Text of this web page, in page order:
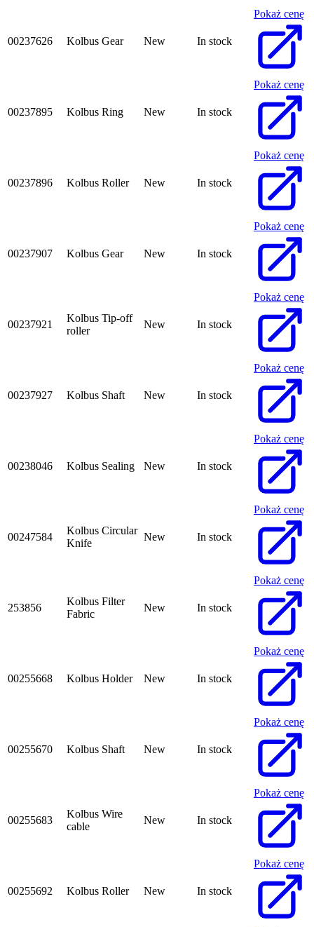
00237626 Kolbus Gear New In stock
Pokaż cenę
00237895 Kolbus Ring New In stock
Pokaż cenę
00237896 Kolbus Roller New In stock
Pokaż cenę
00237907 Kolbus Gear New In stock
Pokaż cenę
00237921
Kolbus Tip-off
roller
New In stock
Pokaż cenę
00237927 Kolbus Shaft New In stock
Pokaż cenę
00238046 Kolbus Sealing New In stock
Pokaż cenę
00247584
Kolbus Circular
Knife
New In stock
Pokaż cenę
253856
Kolbus Filter
Fabric
New In stock
Pokaż cenę
00255668 Kolbus Holder New In stock
Pokaż cenę
00255670 Kolbus Shaft New In stock
Pokaż cenę
00255683
Kolbus Wire
cable
New In stock
Pokaż cenę
00255692 Kolbus Roller New In stock
Pokaż cenę